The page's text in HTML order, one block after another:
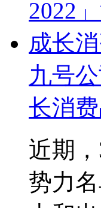
九号
长消
近期
势力